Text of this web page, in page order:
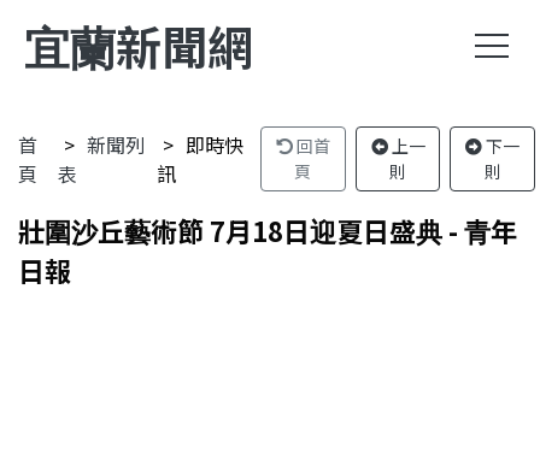
宜蘭新聞網
首
頁
新聞列
表
即時快
訊
回首
頁
上一
則
下一
則
壯圍沙丘藝術節 7月18日迎夏日盛典 - 青年
日報